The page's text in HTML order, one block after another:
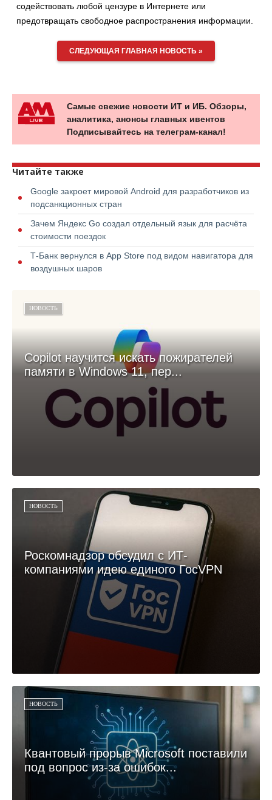
содействовать любой цензуре в Интернете или
предотвращать свободное распространения информации.
СЛЕДУЮЩАЯ ГЛАВНАЯ НОВОСТЬ »
Самые свежие новости ИТ и ИБ. Обзоры,
аналитика, анонсы главных ивентов
Подписывайтесь на телеграм-канал!
Читайте также
Google закроет мировой Android для разработчиков из
подсанкционных стран
Зачем Яндекс Go создал отдельный язык для расчёта
стоимости поездок
Т-Банк вернулся в App Store под видом навигатора для
воздушных шаров
НОВОСТЬ
Copilot научится искать пожирателей
памяти в Windows 11, пер...
НОВОСТЬ
Роскомнадзор обсудил с ИТ-
компаниями идею единого ГосVPN
НОВОСТЬ
Квантовый прорыв Microsoft поставили
под вопрос из-за ошибок...